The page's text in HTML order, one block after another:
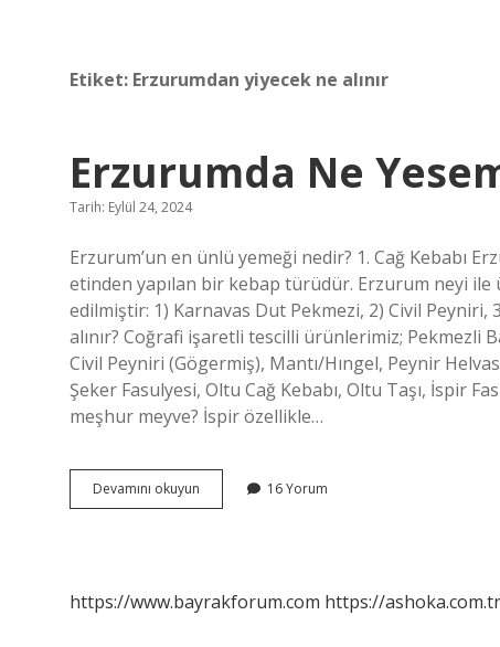
Etiket: Erzurumdan yiyecek ne alınır
Erzurumda Ne
Tarih: Eylül 24, 2024
Erzurum’un en ünlü yemeği nedir? 1. Cağ Kebabı
etinden yapılan bir kebap türüdür. Erzurum neyi
edilmiştir: 1) Karnavas Dut Pekmezi, 2) Civil Peyniri,
alınır? Coğrafi işaretli tescilli ürünlerimiz; Pekmezli
Civil Peyniri (Gögermiş), Mantı/Hıngel, Peynir
Şeker Fasulyesi, Oltu Cağ Kebabı, Oltu Taşı, İspir
meşhur meyve? İspir özellikle…
Devamını okuyun Erzurumda
Ne
16 Yorum
https://www.bayrakforum.com https://ashoka.com.tr